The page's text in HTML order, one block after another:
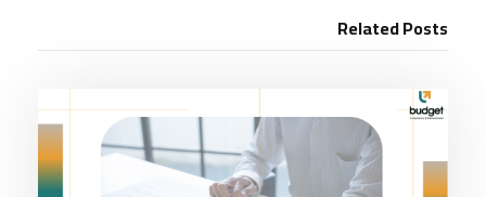
Related Posts